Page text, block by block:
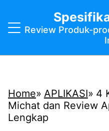
Review Produk-
Home APLIKASI
4
Michat dan Review
Lengkap